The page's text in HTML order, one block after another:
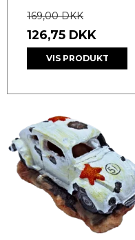
169,00 DKK
126,75 DKK
VIS PRODUKT